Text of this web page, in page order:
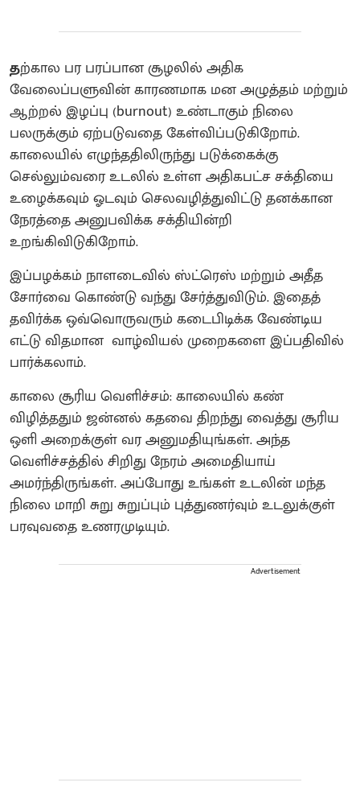
தற்கால பர பரப்பான சூழலில் அதிக
வேலைப்பளுவின் காரணமாக மன அழுத்தம் மற்றும்
ஆற்றல் இழப்பு (burnout) உண்டாகும் நிலை
பலருக்கும் ஏற்படுவதை கேள்விப்படுகிறோம்.
காலையில் எழுந்ததிலிருந்து படுக்கைக்கு
செல்லும்வரை உடலில் உள்ள அதிகபட்ச சக்தியை
உழைக்கவும் ஓடவும் செலவழித்துவிட்டு தனக்கான
நேரத்தை அனுபவிக்க சக்தியின்றி
உறங்கிவிடுகிறோம்.
இப்பழக்கம் நாளடைவில் ஸ்ட்ரெஸ் மற்றும் அதீத
சோர்வை கொண்டு வந்து சேர்த்துவிடும். இதைத்
தவிர்க்க ஒவ்வொருவரும் கடைபிடிக்க வேண்டிய
எட்டு விதமான வாழ்வியல் முறைகளை இப்பதிவில்
பார்க்கலாம்.
காலை சூரிய வெளிச்சம்: காலையில் கண்
விழித்ததும் ஜன்னல் கதவை திறந்து வைத்து சூரிய
ஒளி அறைக்குள் வர அனுமதியுங்கள். அந்த
வெளிச்சத்தில் சிறிது நேரம் அமைதியாய்
அமர்ந்திருங்கள். அப்போது உங்கள் உடலின் மந்த
நிலை மாறி சுறு சுறுப்பும் புத்துணர்வும் உடலுக்குள்
பரவுவதை உணரமுடியும்.
Advertisement